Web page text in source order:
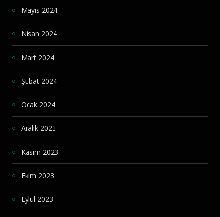
Mayıs 2024
Nisan 2024
Mart 2024
Şubat 2024
Ocak 2024
Aralık 2023
Kasım 2023
Ekim 2023
Eylül 2023